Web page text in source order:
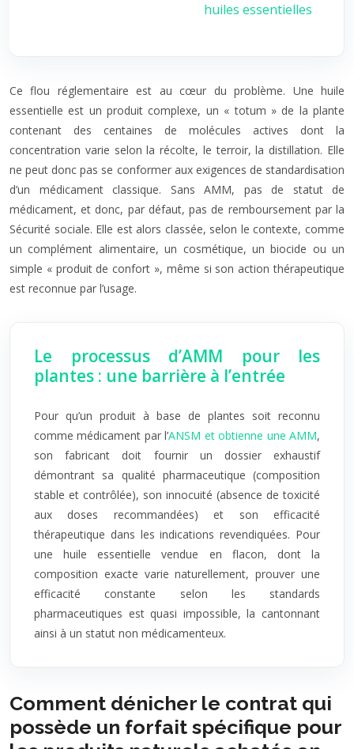
huiles essentielles
Ce flou réglementaire est au cœur du problème. Une huile
essentielle est un produit complexe, un « totum » de la plante
contenant des centaines de molécules actives dont la
concentration varie selon la récolte, le terroir, la distillation. Elle
ne peut donc pas se conformer aux exigences de standardisation
d’un médicament classique. Sans AMM, pas de statut de
médicament, et donc, par défaut, pas de remboursement par la
Sécurité sociale. Elle est alors classée, selon le contexte, comme
un complément alimentaire, un cosmétique, un biocide ou un
simple « produit de confort », même si son action thérapeutique
est reconnue par l’usage.
Le processus d’AMM pour les
plantes : une barrière à l’entrée
Pour qu’un produit à base de plantes soit reconnu
comme médicament par l’ANSM et obtienne une AMM,
son fabricant doit fournir un dossier exhaustif
démontrant sa qualité pharmaceutique (composition
stable et contrôlée), son innocuité (absence de toxicité
aux doses recommandées) et son efficacité
thérapeutique dans les indications revendiquées. Pour
une huile essentielle vendue en flacon, dont la
composition exacte varie naturellement, prouver une
efficacité constante selon les standards
pharmaceutiques est quasi impossible, la cantonnant
ainsi à un statut non médicamenteux.
Comment dénicher le contrat qui
possède un forfait spécifique pour